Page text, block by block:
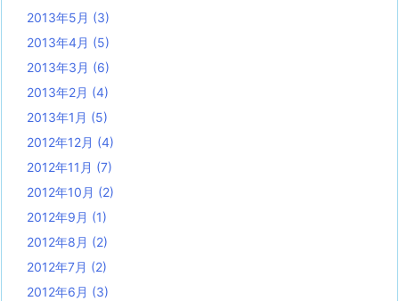
2013年5月 (3)
2013年4月 (5)
2013年3月 (6)
2013年2月 (4)
2013年1月 (5)
2012年12月 (4)
2012年11月 (7)
2012年10月 (2)
2012年9月 (1)
2012年8月 (2)
2012年7月 (2)
2012年6月 (3)